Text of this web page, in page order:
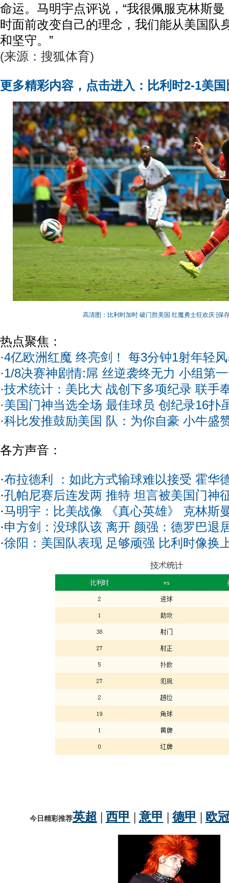
命运。马明宇点评说，“我很佩服克林斯
时面前改变自己的理念，我们能从美国队
和坚守。”
(来源：搜狐体育)
更多精彩内容，点击进入：比利时2-1美
高清图：比利时加时 破门胜美国 红魔勇士狂欢庆 [保
热点聚焦：
·4亿欧洲红魔 终亮剑！ 每3分钟1射年轻
·1/8决赛神剧情:屌 丝逆袭终无力 小组第
·技术统计：美比大 战创下多项纪录 联手
·美国门神当选全场 最佳球员 创纪录16扑
·科比发推鼓励美国 队：为你自豪 小牛盛
各方声音：
·布拉德利 ：如此方式输球难以接受 霍华
·孔帕尼赛后连发两 推特 坦言被美国门神
·马明宇：比美战像 《真心英雄》 克林斯
·申方剑：没球队该 离开 颜强：德罗巴退
·徐阳：美国队表现 足够顽强 比利时像换